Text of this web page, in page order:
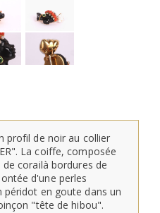
profil de noir au collier
La coiffe, composée
corailà bordures de
d'une perles
péridot en goute dans un
"tête de hibou".